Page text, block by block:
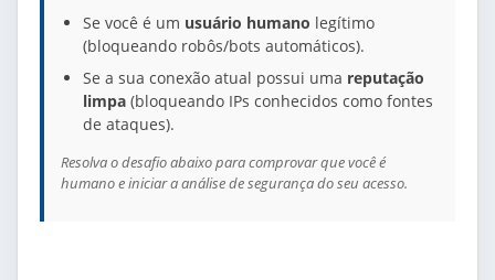
Se você é um usuário humano legítimo
(bloqueando robôs/bots automáticos).
Se a sua conexão atual possui uma reputação
limpa (bloqueando IPs conhecidos como fontes
de ataques).
Resolva o desafio abaixo para comprovar que você é
humano e iniciar a análise de segurança do seu acesso.